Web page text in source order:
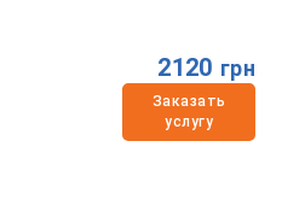
2120 грн
Заказать
услугу